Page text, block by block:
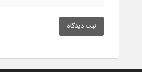
ثبت دیدگاه